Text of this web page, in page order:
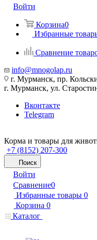
Войти
Корзина0
Избранные
Сравнение
info@mnogolap.ru
г. Мурманск, пр.
г. Мурманск, ул.
Вконтакте
Telegram
Корма и товары для
+7 (8152) 207-300
Поиск
Войти
Сравнение0
Избранные товары 0
Корзина 0
Каталог